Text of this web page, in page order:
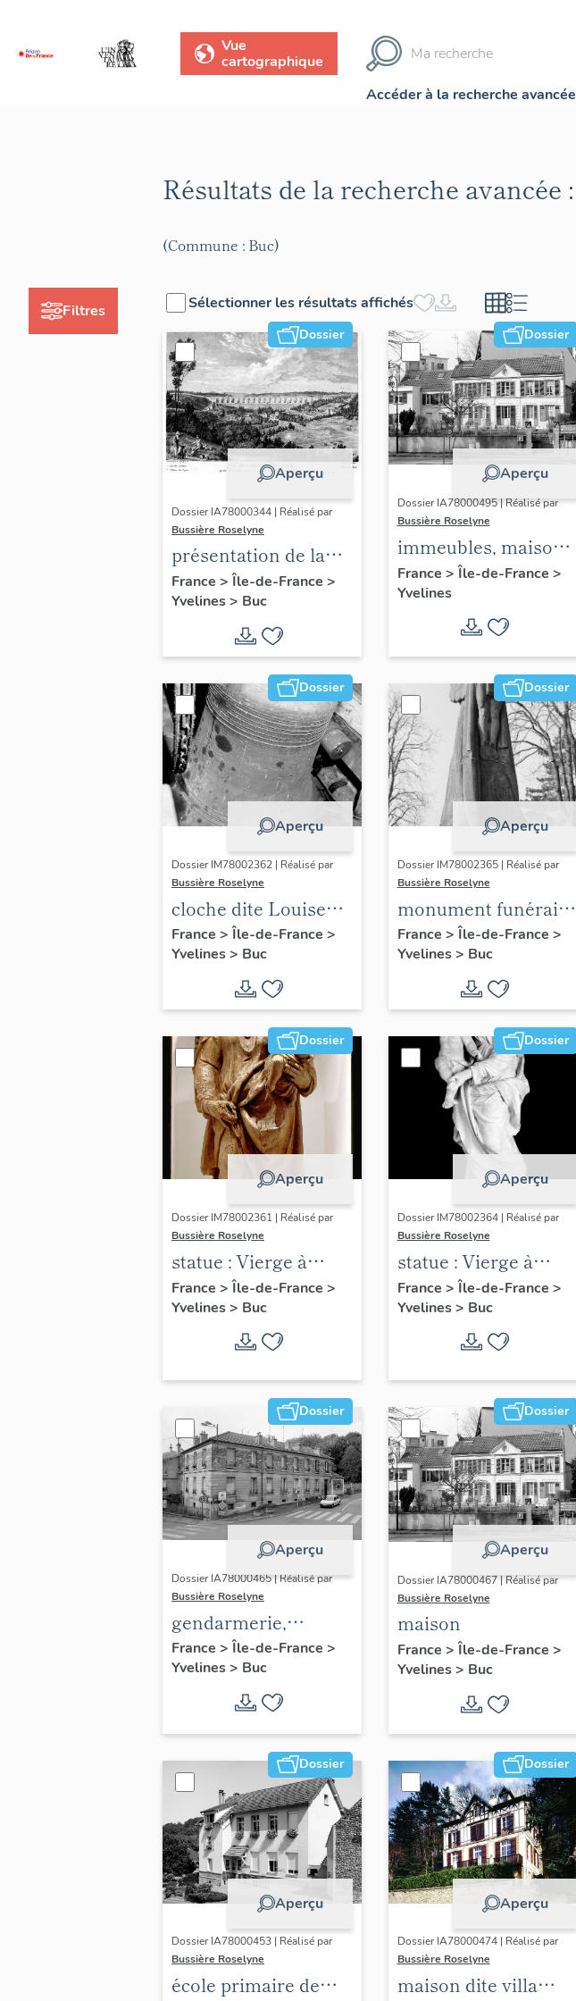
Vue
cartographique
Accéder à la recherche avancée
Filtres
Résultats de la recherche avancée :
(Commune : Buc)
Sélectionner les résultats affichés
Dossier
Aperçu
Dossier IA78000344 | Réalisé par
Bussière Roselyne
présentation de la
commune de Buc
France > Île-de-France >
Yvelines> Buc
Dossier
Aperçu
Dossier IA78000495 | Réalisé par
Bussière Roselyne
immeubles, maisons,
fermes
France > Île-de-France >
Yvelines
Dossier
Aperçu
Dossier IM78002362 | Réalisé par
Bussière Roselyne
cloche dite Louise
Auguste Adélaïde
France > Île-de-France >
Yvelines> Buc
Dossier
Aperçu
Dossier IM78002365 | Réalisé par
Bussière Roselyne
monument funéraire
de Jean Casale
France > Île-de-France >
Yvelines> Buc
Dossier
Aperçu
Dossier IM78002361 | Réalisé par
Bussière Roselyne
statue : Vierge à
l'Enfant (n°2)
France > Île-de-France >
Yvelines> Buc
Dossier
Aperçu
Dossier IM78002364 | Réalisé par
Bussière Roselyne
statue : Vierge à
l'Enfant (n°1)
France > Île-de-France >
Yvelines> Buc
Dossier
Aperçu
Dossier IA78000465 | Réalisé par
Bussière Roselyne
gendarmerie,
actuellement
immeuble
France > Île-de-France >
Yvelines> Buc
Dossier
Aperçu
Dossier IA78000467 | Réalisé par
Bussière Roselyne
maison
France > Île-de-France >
Yvelines> Buc
Dossier
Aperçu
Dossier IA78000453 | Réalisé par
Bussière Roselyne
école primaire de
Dossier
Aperçu
Dossier IA78000474 | Réalisé par
Bussière Roselyne
maison dite villa